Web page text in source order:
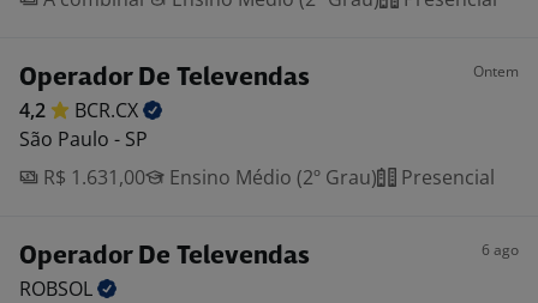
Operador De Televendas Ontem
4,2
BCR.CX
São Paulo - SP
R$ 1.631,00
Ensino Médio (2º Grau) Presencial
Operador De Televendas 6 ago
ROBSOL